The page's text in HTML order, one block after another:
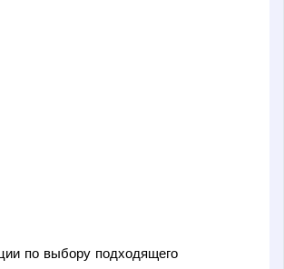
по выбору подходящего